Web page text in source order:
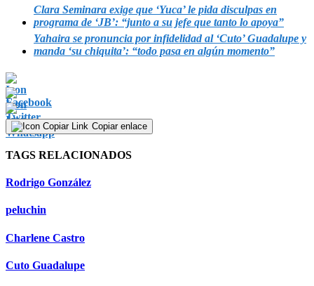
Clara Seminara exige que ‘Yuca’ le pida disculpas en
programa de ‘JB’: “junto a su jefe que tanto lo apoya”
Yahaira se pronuncia por infidelidad al ‘Cuto’ Guadalupe y
manda ‘su chiquita’: “todo pasa en algún momento”
Copiar enlace
TAGS RELACIONADOS
Rodrigo González
peluchin
Charlene Castro
Cuto Guadalupe